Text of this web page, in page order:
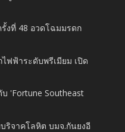
งที่ 48 อวดโฉมมรดก
ฟฟ้าระดับพรีเมียม เปิด
'Fortune Southeast
ริจาคโลหิต บมจ.กันยงอี